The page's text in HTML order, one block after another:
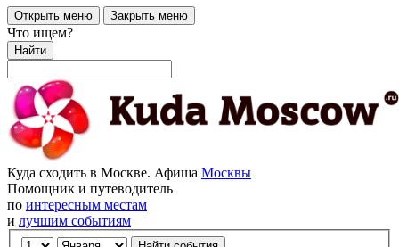
Открыть меню Закрыть меню
Что ищем?
Найти
Куда сходить в Москве. Афиша Москвы
Помощник и путеводитель
по интересным местам
и лучшим событиям